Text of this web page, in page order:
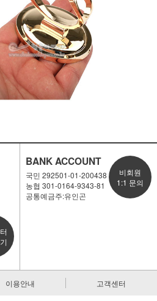
BANK ACCOUNT
국민 292501-01-200438
농협 301-0164-9343-81
공통예금주:유인곤
비회원
1:1 문의
이용안내 고객센터